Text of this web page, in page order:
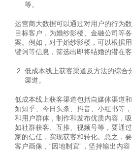
等。
运营商大数据可以通过对用户的行为
目标客户，为婚纱影楼、金融公司等
案。例如，对于婚纱影楼，可以根据
键词等信息，筛选出即将结婚的潜在
低成本线上获客渠道及方法的综合
渠道。
低成本线上获客渠道包括自媒体渠道
如知乎、今日头条、抖音、小红书等
和用户群体，制作和发布优质内容，
如社群获客、互推、视频号等，要通
家的信任，实现获客和转化。总之，
客户画像，“因地制宜”，坚持输出内